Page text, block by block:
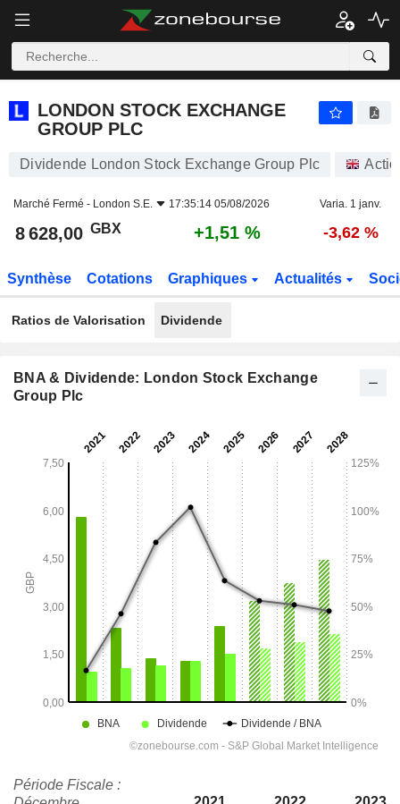
LONDON STOCK EXCHANGE
GROUP PLC
Dividende London Stock Exchange Group Plc
Marché Fermé - London S.E. 17:35:14 05/08/2026 Varia. 1 janv.
8 628,00 GBX +1,51 % -3,62 %
Synthèse Cotations Graphiques Actualités
Ratios de Valorisation Dividende
BNA & Dividende: London Stock Exchange
Group Plc
Période Fiscale :